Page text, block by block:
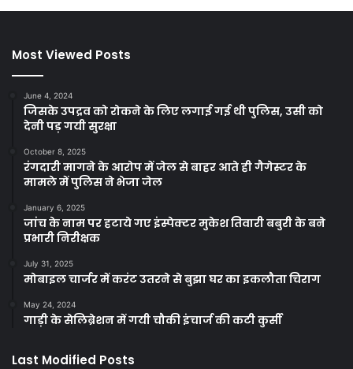
Most Viewed Posts
June 4, 2024
जिसके उपद्रव को रोकने के लिए लगाई गई थी पुलिस, उसी को
देनी पड़ गयी सुरक्षा
October 8, 2025
रंगदारी मागने के आरोप में जेल से बाहर आते ही गैगेस्टर के
मामले में पुलिस ने भेजा जेल
January 6, 2025
जांच के नाम पर हटाये गए इंस्पेक्टर मुकेश तिवारी बबुरी के बने
प्रभारी निरीक्षक
July 31, 2025
मोबाइल चार्जर में करंट उतरने से बुझा घर का इकलौता चिराग
May 24, 2024
गाड़ी के सेलिब्रेशन में गयी चौकी इंचार्ज की कटी कुर्सी
Last Modified Posts